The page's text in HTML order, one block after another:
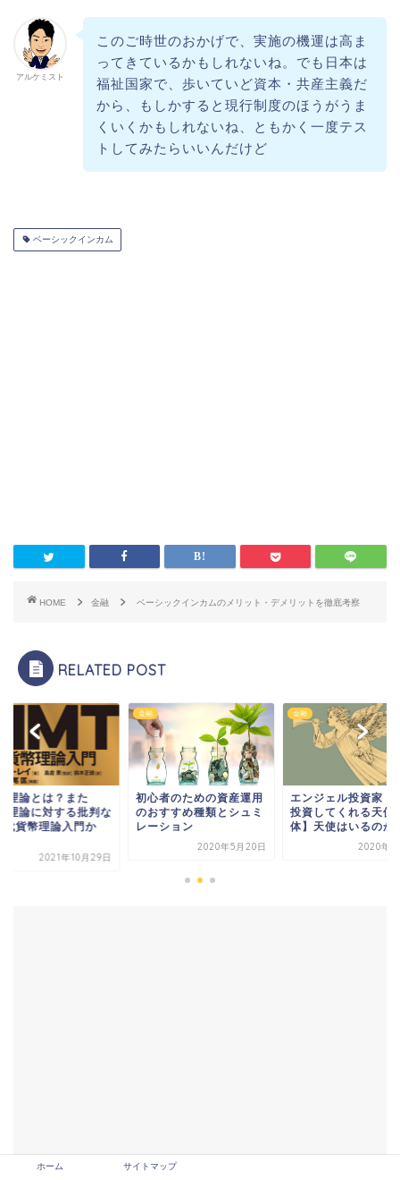
アルケミスト
このご時世のおかげで、実施の機運は高ま
ってきているかもしれないね。でも日本は
福祉国家で、歩いていど資本・共産主義だ
から、もしかすると現行制度のほうがうま
くいくかもしれないね、ともかく一度テス
トしてみたらいいんだけど
ベーシックインカム
HOME 金融 ベーシックインカムのメリット・デメリットを徹底考察
RELATED POST
理論とは？また
理論に対する批判な
代貨幣理論入門か
2021年10月29日
金融
初心者のための資産運用
のおすすめ種類とシュミ
レーション
2020年5月20日
金融
エンジェル投資家【
投資してくれる天使
体】天使はいるのか
2020年9
ホーム サイトマップ